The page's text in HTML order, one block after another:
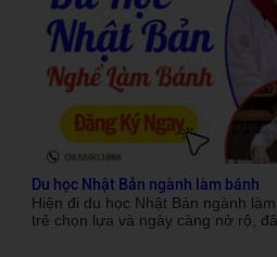
Du học Nhật Bản ngành làm bánh
Hiện đi du học Nhật Bản ngành
trẻ chọn lựa và ngày càng nở rộ,